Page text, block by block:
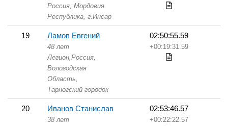
Россия, Мордовия
Республика, г.Инсар
19 Ламов Евгений
48 лет
Легион,Россия,
Вологодская
Область,
Тарногский городок
02:50:55.59
+00:19:31.59
20 Иванов Станислав
38 лет
02:53:46.57
+00:22:22.57